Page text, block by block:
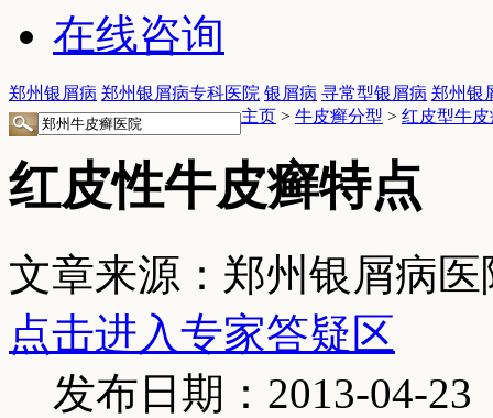
在线咨询
郑州银屑病 郑州银屑病专科医院 银屑病 寻常型银屑病 郑州银
主页 > 牛皮癣分型 > 红皮型牛皮
红皮性牛皮癣特点
文章来源：郑州银屑病医
点击进入专家答疑区
发布日期：2013-04-23